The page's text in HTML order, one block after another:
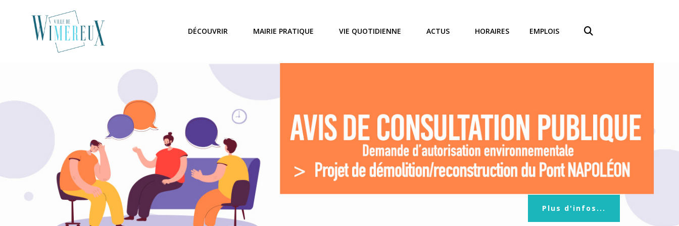
DÉCOUVRIR MAIRIE PRATIQUE VIE QUOTIDIENNE ACTUS HORAIRES EMPLOIS
Plus d'infos...